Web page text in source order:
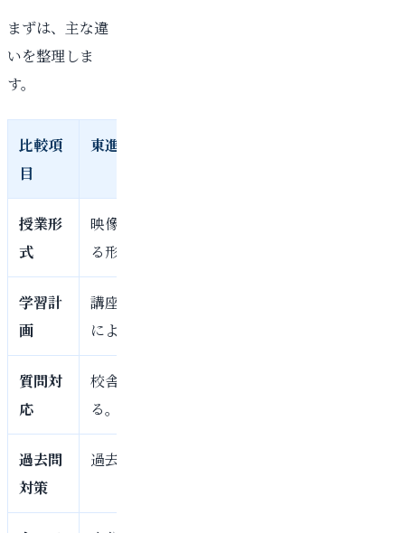
まずは、主な違
いを整理しま
す。
比較項
目
東進
授業形
式
映像授業を中心に、自分のペースで講座を受講
る形式
学習計
画
講座や演習を活用しながら進める。校舎や担当
によって管理の濃さは異なる
質問対
応
校舎の担任・担任助手などに相談できる場合が
る。運用は校舎により異なる
過去問
対策
過去問演習講座などのコンテンツを活用できる